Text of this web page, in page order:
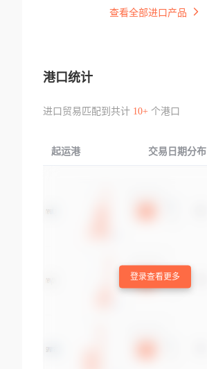
查看全部进口产品
港口统计
进口贸易匹配到共计 10+个港口
起运港 交易日期分布
登录查看更多